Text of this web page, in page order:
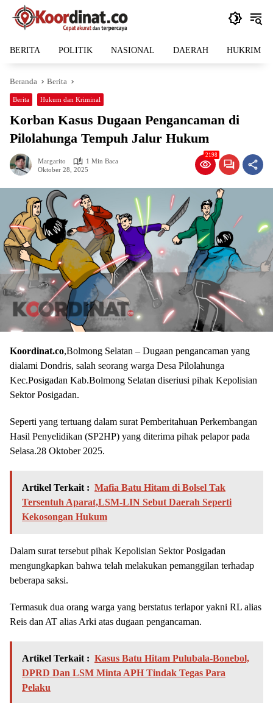
Langsung
BERITA POLITIK NASIONAL DAERAH HUKRIM
Beranda Berita
Berita Hukum dan Kriminal
Korban Kasus Dugaan Pengancaman di
Pilolahunga Tempuh Jalur Hukum
Margarito
1 Min Baca
Oktober 28, 2025
2198
Koordinat.co,Bolmong Selatan – Dugaan pengancaman yang
dialami Dondris, salah seorang warga Desa Pilolahunga
Kec.Posigadan Kab.Bolmong Selatan diseriusi pihak Kepolisian
Sektor Posigadan.
Seperti yang tertuang dalam surat Pemberitahuan Perkembangan
Hasil Penyelidikan (SP2HP) yang diterima pihak pelapor pada
Selasa.28 Oktober 2025.
Artikel Terkait : Mafia Batu Hitam di Bolsel Tak
Tersentuh Aparat,LSM-LIN Sebut Daerah Seperti
Kekosongan Hukum
Dalam surat tersebut pihak Kepolisian Sektor Posigadan
mengungkapkan bahwa telah melakukan pemanggilan terhadap
beberapa saksi.
Termasuk dua orang warga yang berstatus terlapor yakni RL alias
Reis dan AT alias Arki atas dugaan pengancaman.
Artikel Terkait : Kasus Batu Hitam Pulubala-Bonebol,
DPRD Dan LSM Minta APH Tindak Tegas Para
Pelaku